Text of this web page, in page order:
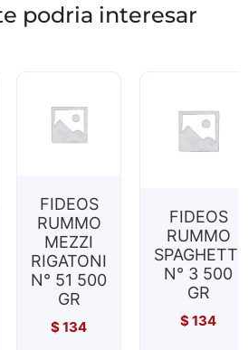
podria interesar
FIDEOS
RUMMO
MEZZI
RIGATONI
N° 51 500
GR
$134
FIDEOS
RUMMO
SPAGHETTI
N° 3 500
GR
$134